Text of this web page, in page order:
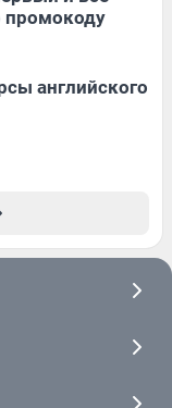
промокоду
английского